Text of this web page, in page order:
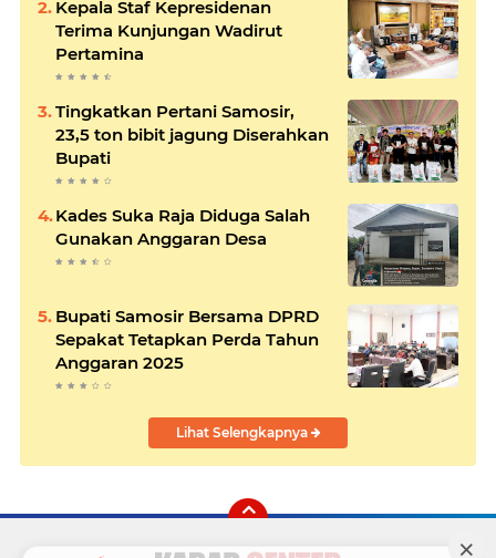
Kepala Staf Kepresidenan
Terima Kunjungan Wadirut
Pertamina
Tingkatkan Pertani Samosir,
23,5 ton bibit jagung Diserahkan
Bupati
Kades Suka Raja Diduga Salah
Gunakan Anggaran Desa
Bupati Samosir Bersama DPRD
Sepakat Tetapkan Perda Tahun
Anggaran 2025
Lihat Selengkapnya